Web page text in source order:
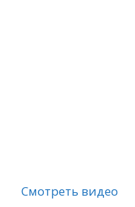
Смотреть видео